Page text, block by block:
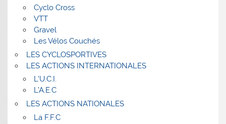
Cyclo Cross
VTT
Gravel
Les Vélos Couchés
LES CYCLOSPORTIVES
LES ACTIONS INTERNATIONALES
L’U.C.I.
L’A.E.C
LES ACTIONS NATIONALES
La F.F.C